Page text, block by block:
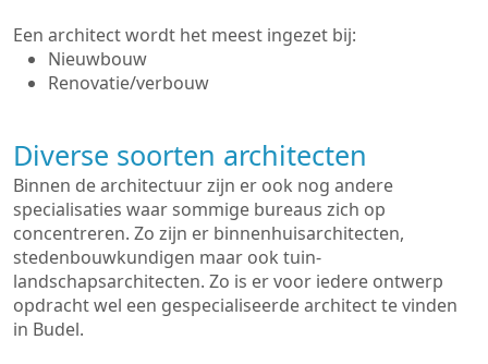
Een architect wordt het meest ingezet bij:
Nieuwbouw
Renovatie/verbouw
Diverse soorten architecten
Binnen de architectuur zijn er ook nog andere
specialisaties waar sommige bureaus zich op
concentreren. Zo zijn er binnenhuisarchitecten,
stedenbouwkundigen maar ook tuin-
landschapsarchitecten. Zo is er voor iedere ontwerp
opdracht wel een gespecialiseerde architect te vinden
in Budel.